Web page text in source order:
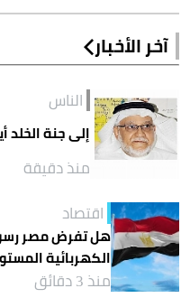
آخر الأخبار
الناس
إلى جنة الخلد
منذ دقيقة
اقتصاد
هل تفرض مصر
الكهربائية
منذ 3 دقائق